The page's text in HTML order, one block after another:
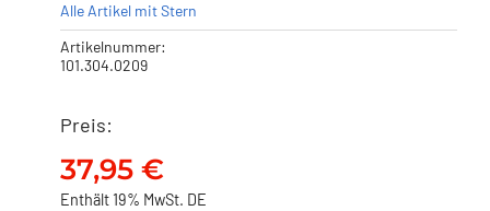
Alle Artikel mit Stern
Artikelnummer:
101.304.0209
Preis:
37,95 €
Enthält 19% MwSt. DE